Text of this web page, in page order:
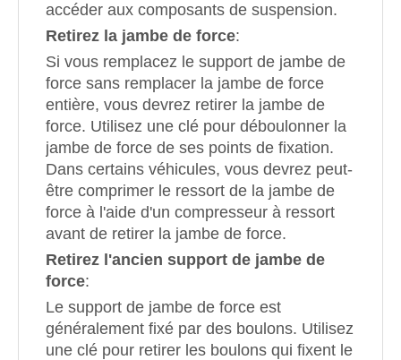
accéder aux composants de suspension.
Retirez la jambe de force:
Si vous remplacez le support de jambe de
force sans remplacer la jambe de force
entière, vous devrez retirer la jambe de
force. Utilisez une clé pour déboulonner la
jambe de force de ses points de fixation.
Dans certains véhicules, vous devrez peut-
être comprimer le ressort de la jambe de
force à l'aide d'un compresseur à ressort
avant de retirer la jambe de force.
Retirez l'ancien support de jambe de
force:
Le support de jambe de force est
généralement fixé par des boulons. Utilisez
une clé pour retirer les boulons qui fixent le